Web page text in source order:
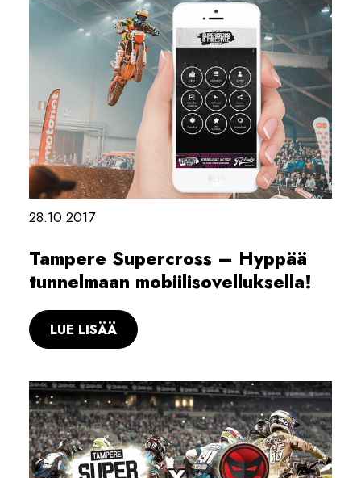
28.10.2017
Tampere Supercross – Hyppää
tunnelmaan mobiilisovelluksella!
LUE LISÄÄ